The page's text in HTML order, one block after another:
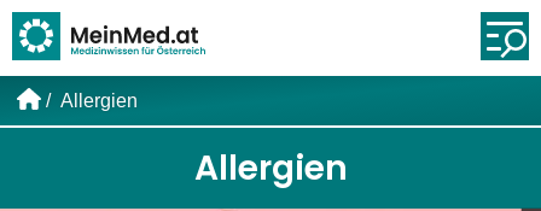
Allergien
Allergien